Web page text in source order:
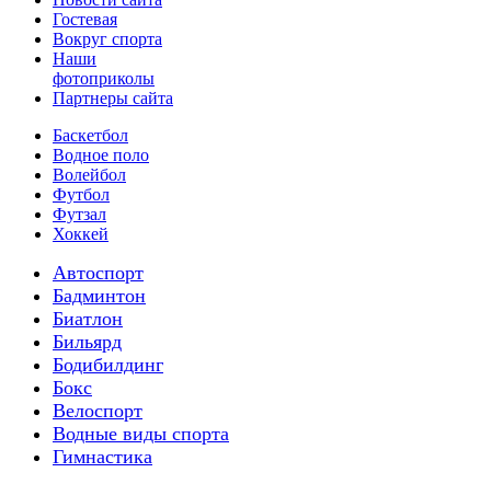
Гостевая
Вокруг спорта
Наши
фотоприколы
Партнеры сайта
Баскетбол
Водное поло
Волейбол
Футбол
Футзал
Хоккей
Автоспорт
Бадминтон
Биатлон
Бильярд
Бодибилдинг
Бокс
Велоспорт
Водные виды спорта
Гимнастика